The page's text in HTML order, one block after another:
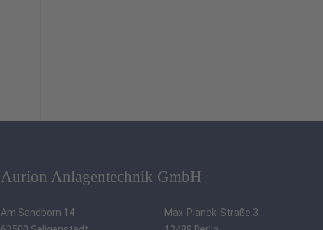
Aurion Anlagentechnik GmbH
Am Sandborn 14
Max-Planck-Straße 3